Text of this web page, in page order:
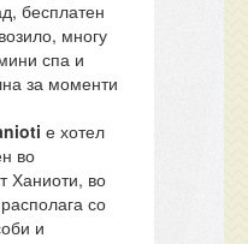
бесплатен
многу
спа и
за моменти
е хотел
во
Ханиоти, во
со
и